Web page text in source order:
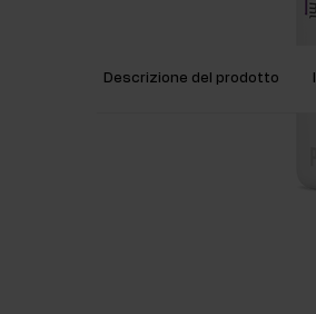
Descrizione del prodotto